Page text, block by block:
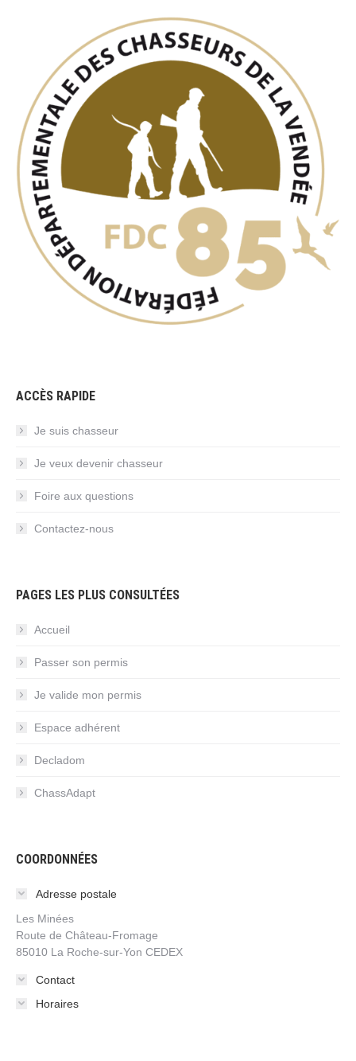
ACCÈS RAPIDE
Je suis chasseur
Je veux devenir chasseur
Foire aux questions
Contactez-nous
PAGES LES PLUS CONSULTÉES
Accueil
Passer son permis
Je valide mon permis
Espace adhérent
Decladom
ChassAdapt
COORDONNÉES
Adresse postale
Les Minées
Route de Château-Fromage
85010 La Roche-sur-Yon CEDEX
Contact
Horaires